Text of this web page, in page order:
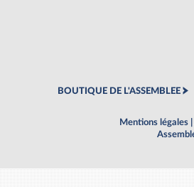
BOUTIQUE DE L'ASSEMBLEE
Mentions légales